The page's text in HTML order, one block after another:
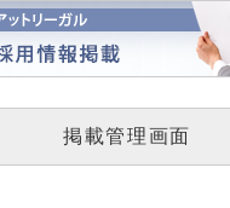
掲載管理画面